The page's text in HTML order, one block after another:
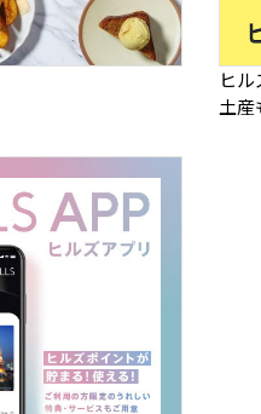
ヒ
土産